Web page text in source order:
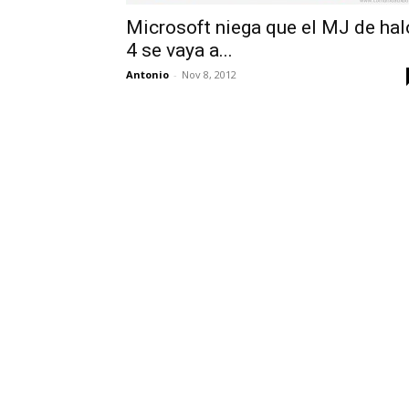
Microsoft niega que el MJ de
4 se vaya a...
Antonio - Nov 8, 2012